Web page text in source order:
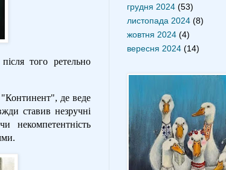
того ретельно
"Континент", де веде
ставив незручні
некомпетентність
грудня 2024 (53)
листопада 2024 (8)
жовтня 2024 (4)
вересня 2024 (14)